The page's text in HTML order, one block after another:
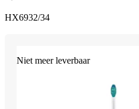
HX6932/34
Niet meer leverbaar